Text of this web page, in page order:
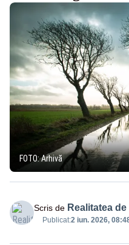
FOTO: Arhivă
Scris de Realitatea
Publicat:2 iun. 2026,